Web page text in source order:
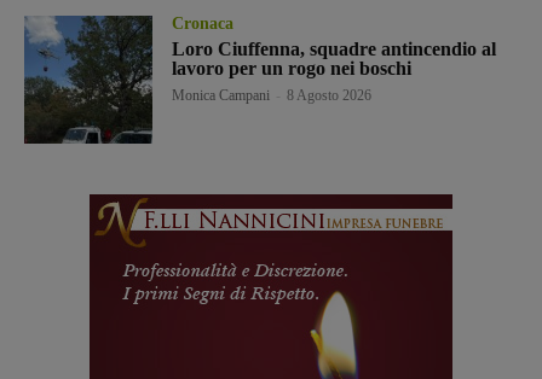
Cronaca
Loro Ciuffenna, squadre antincendio al
lavoro per un rogo nei boschi
Monica Campani 8 Agosto 2026